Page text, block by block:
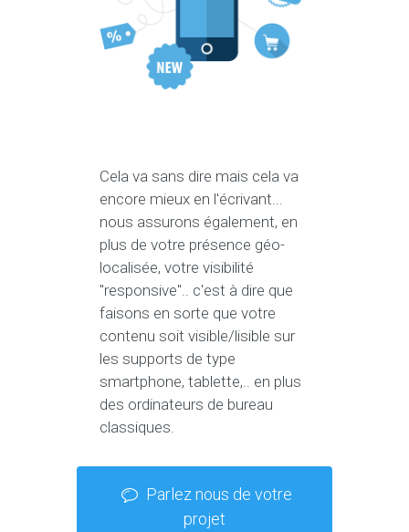
Cela va sans dire mais cela va
encore mieux en l'écrivant...
nous assurons également, en
plus de votre présence géo-
localisée, votre visibilité
"responsive".. c'est à dire que
faisons en sorte que votre
contenu soit visible/lisible sur
les supports de type
smartphone, tablette,.. en plus
des ordinateurs de bureau
classiques.
Parlez nous de votre
projet